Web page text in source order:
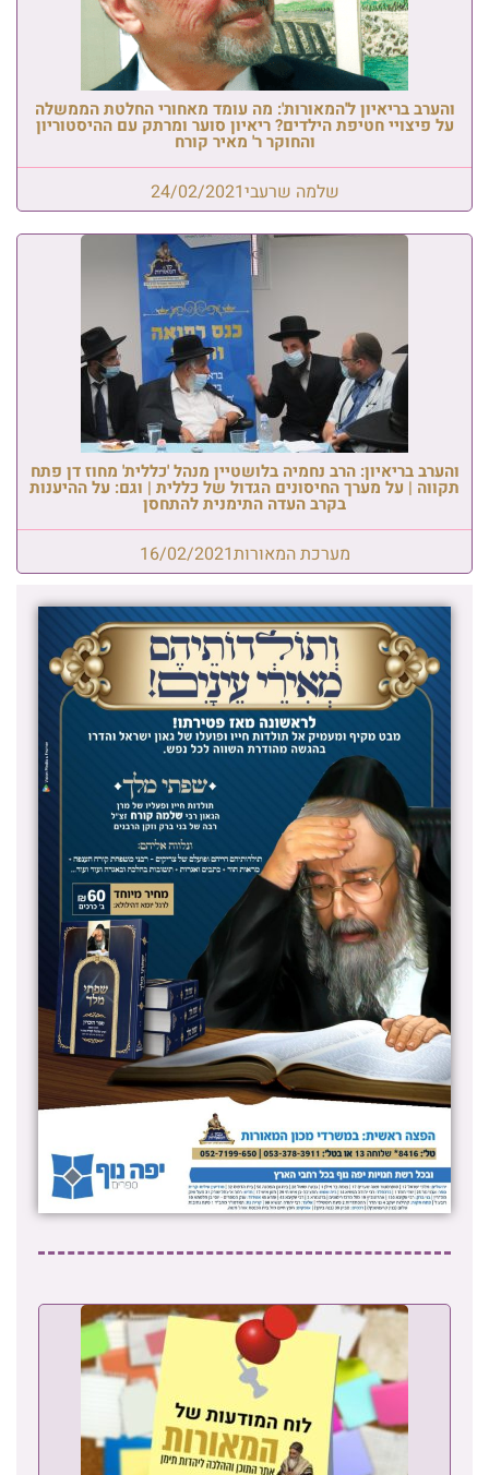
והערב בריאיון ל'המאורות': מה עומד מאחורי החלטת הממשלה
על פיצויי חטיפת הילדים? ריאיון סוער ומרתק עם ההיסטוריון
והחוקר ר' מאיר קורח
שלמה שרעבי24/02/2021
והערב בריאיון: הרב נחמיה בלושטיין מנהל 'כללית' מחוז דן פתח
תקווה | על מערך החיסונים הגדול של כללית | וגם: על ההיענות
בקרב העדה התימנית להתחסן
מערכת המאורות16/02/2021